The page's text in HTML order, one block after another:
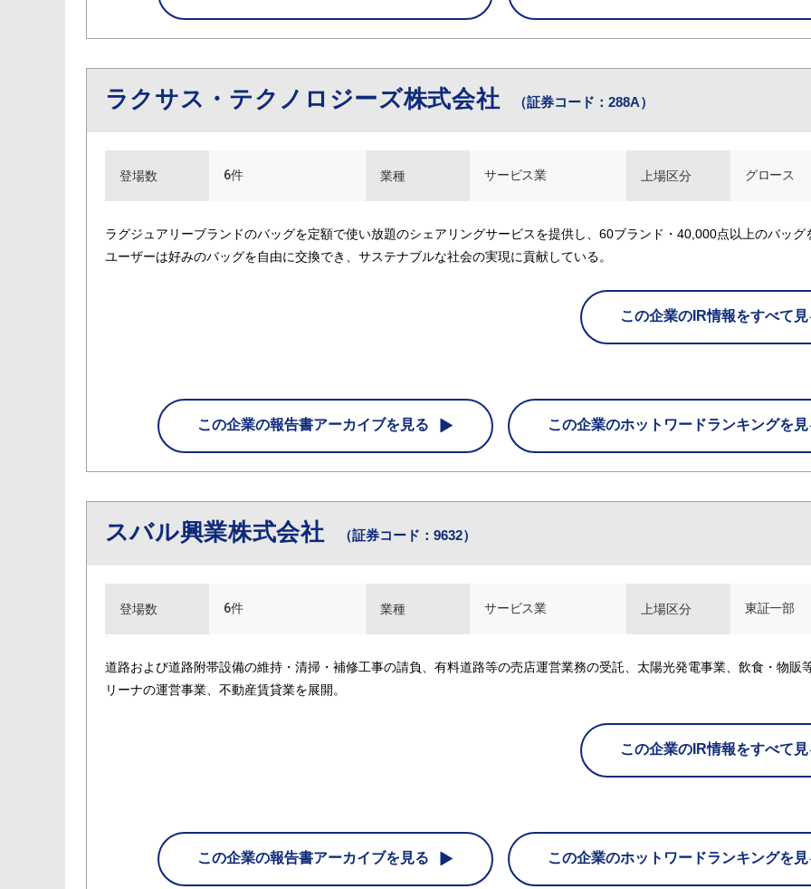
ラクサス・テクノロジーズ株式会社 （証券コード：288A）
登場数 6件 業種 サービス業 上場区分 グロース
ラグジュアリーブランドのバッグを定額で使い放題のシェアリングサービスを提供し、60ブランド・40,000点以上のバッグ
ユーザーは好みのバッグを自由に交換でき、サステナブルな社会の実現に貢献している。
この企業のIR情報をすべて見
この企業の報告書アーカイブを見る この企業のホットワードランキングを見
スバル興業株式会社 （証券コード：9632）
登場数 6件 業種 サービス業 上場区分 東証一部
道路および道路附帯設備の維持・清掃・補修工事の請負、有料道路等の売店運営業務の受託、太陽光発電事業、飲食・物販
リーナの運営事業、不動産賃貸業を展開。
この企業のIR情報をすべて見
この企業の報告書アーカイブを見る この企業のホットワードランキングを見